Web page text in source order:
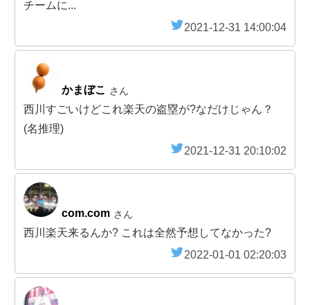
チームに...
2021-12-31 14:00:04
かまぼこ さん
西川すごいけどこれ楽天の盗塁が?なだけじゃん？
(名推理)
2021-12-31 20:10:02
com.com さん
西川楽天来るんか? これは全然予想してなかった?
2022-01-01 02:20:03